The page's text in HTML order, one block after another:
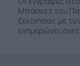
Μπάσκετ του
ξεκίνησαν, με
ενημερώνει